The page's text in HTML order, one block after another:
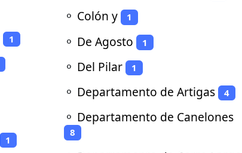
1
1
⚬ Colón y 1
⚬ De Agosto 1
⚬ Del Pilar 1
⚬ Departamento de Artigas 4
⚬ Departamento de Canelones
8